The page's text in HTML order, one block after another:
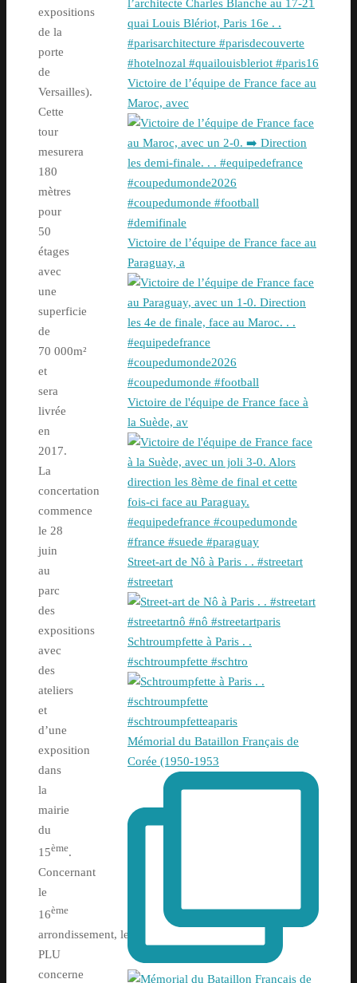
expositions
de la
porte
de
Versailles).
Cette
tour
mesurera
180
mètres
pour
50
étages
avec
une
superficie
de
70 000m²
et
sera
livrée
en
2017.
La
concertation
commence
le 28
juin
au
parc
des
expositions
avec
des
ateliers
et
d’une
exposition
dans
la
mairie
du
15ème.
Concernant
le
16ème
arrondissement, le
PLU
concerne
Victoire de l’équipe de France face au
Maroc, avec
Victoire de l’équipe de France face au
Paraguay, a
Victoire de l'équipe de France face à
la Suède, av
Street-art de Nô à Paris . . #streetart
#streetart
Schtroumpfette à Paris . .
#schtroumpfette #schtro
Mémorial du Bataillon Français de
Corée (1950-1953